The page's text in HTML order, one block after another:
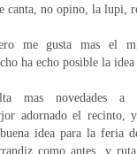
canta, no opino, la lupi,
me gusta mas el
ha echo posible la
mas novedades a
adornado el recinto,
idea para la feria
como antes, y